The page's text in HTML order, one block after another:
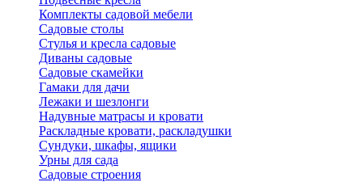
Комплекты садовой мебели
Садовые столы
Стулья и кресла садовые
Диваны садовые
Садовые скамейки
Гамаки для дачи
Лежаки и шезлонги
Надувные матрасы и кровати
Раскладные кровати, раскладушки
Сундуки, шкафы, ящики
Урны для сада
Садовые строения